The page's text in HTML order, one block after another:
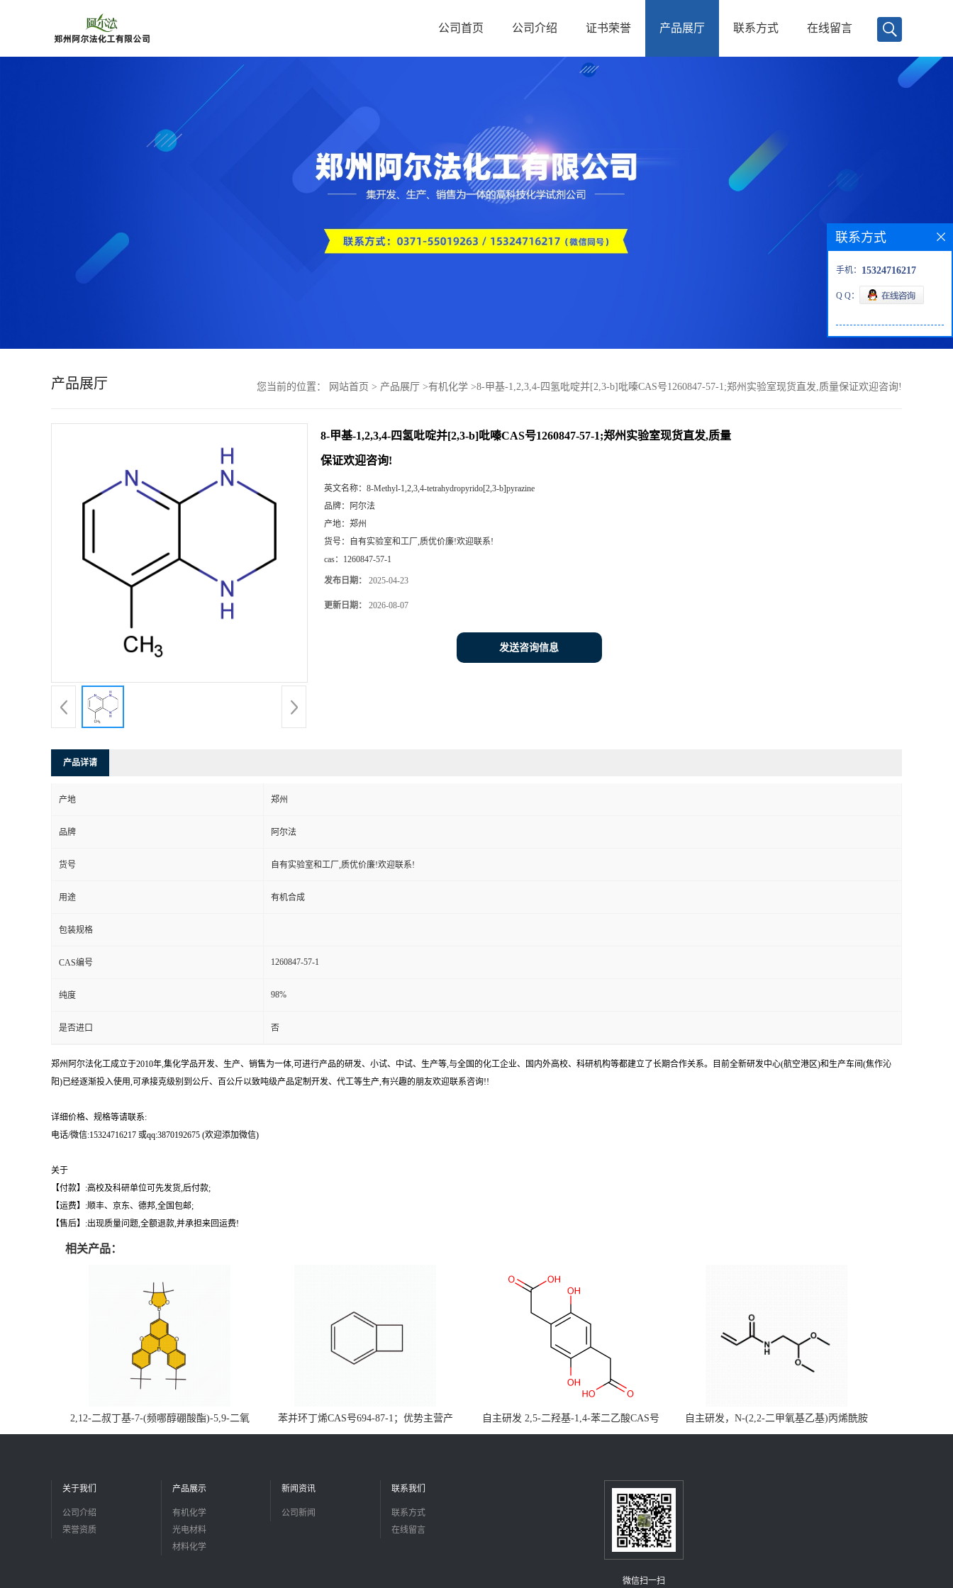
公司首页 公司介绍 证书荣誉 产品展厅 联系方式 在线留言
产品展厅 您当前的位置： 网站首页 > 产品展厅 >有机化学 >8-甲基-1,2,3,4-四氢吡啶并[2,3-b]吡嗪CAS号1260847-57-1;郑州实验室现货直发,质量保证欢迎咨询!
8-甲基-1,2,3,4-四氢吡啶并[2,3-b]吡嗪CAS号1260847-57-1;郑州实验室现货直发,质量
保证欢迎咨询!
英文名称： 8-Methyl-1,2,3,4-tetrahydropyrido[2,3-b]pyrazine
品牌： 阿尔法
产地： 郑州
货号：
自有实验室和工厂,质优价廉!欢迎联系!
cas： 1260847-57-1
发布日期： 2025-04-23
更新日期： 2026-08-07
发送咨询信息
产品详请
产地 郑州
品牌 阿尔法
货号 自有实验室和工厂,质优价廉!欢迎联系!
用途 有机合成
包装规格
CAS编号 1260847-57-1
纯度 98%
是否进口 否
郑州阿尔法化工成立于2010年,集化学品开发、生产、销售为一体,可进行产品的研发、小试、中试、生产等,与全国的化工企业、国内外高校、科研机构等都建立了长期合作关系。目前全新研发中心(航空港区)和生产车间(焦作沁
阳)已经逐渐投入使用,可承接克级别到公斤、百公斤以致吨级产品定制开发、代工等生产,有兴趣的朋友欢迎联系咨询!!
详细价格、规格等请联系:
电话/微信:15324716217 或qq:3870192675 (欢迎添加微信)
关于
【付款】:高校及科研单位可先发货,后付款;
【运费】:顺丰、京东、德邦,全国包邮;
【售后】:出现质量问题,全额退款,并承担来回运费!
相关产品：
2,12-二叔丁基-7-(频哪醇硼酸酯)-5,9-二氧
杂-13b-硼萘并[3,2,1-de]蒽CAS号2648896-
苯并环丁烯CAS号694-87-1；优势主营产
品，现货直发，大小包装均可
自主研发 2,5-二羟基-1,4-苯二乙酸CAS号
5488-16-4；公斤级现货优势供应，质量保
自主研发，N-(2,2-二甲氧基乙基)丙烯酰胺
CAS号49707-23-5；丙烯酰胺类单体优势供
联系方式
手机： 15324716217
Q Q：
关于我们
公司介绍
荣誉资质
产品展示
有机化学
光电材料
材料化学
新闻资讯
公司新闻
联系我们
联系方式
在线留言
微信扫一扫